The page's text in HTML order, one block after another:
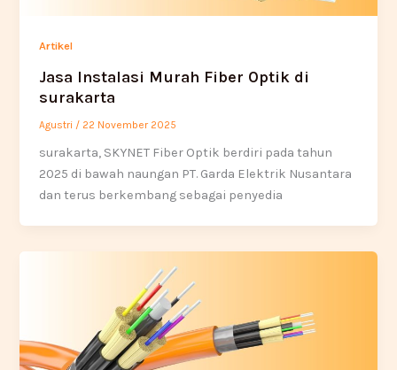
Artikel
Jasa Instalasi Murah Fiber Optik di
surakarta
Agustri / 22 November 2025
surakarta, SKYNET Fiber Optik berdiri pada tahun
2025 di bawah naungan PT. Garda Elektrik Nusantara
dan terus berkembang sebagai penyedia